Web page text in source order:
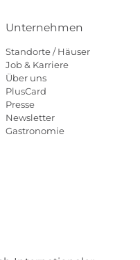
Unternehmen
Standorte / Häuser
Job & Karriere
Über uns
PlusCard
Presse
Newsletter
Gastronomie